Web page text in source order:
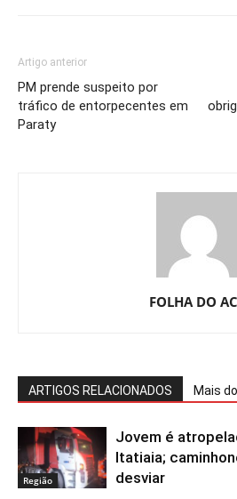
Artigo anterior
PM prende suspeito por
tráfico de entorpecentes em
Paraty
FOLHA DO
ARTIGOS RELACIONADOS Mais
Região
Jovem é
Itatiaia;
desviar